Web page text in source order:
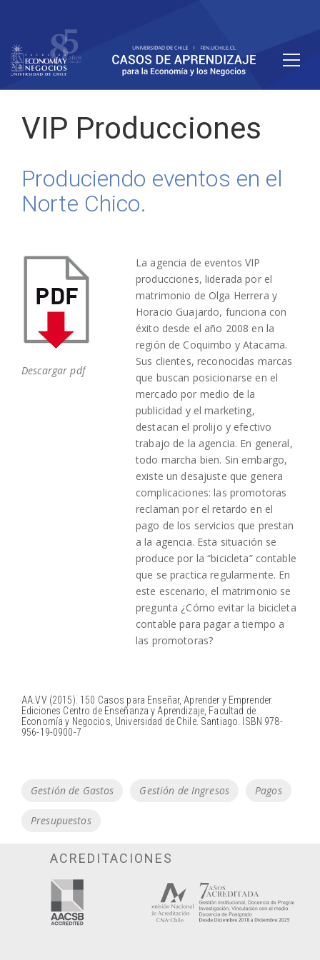
VIP Producciones
Produciendo eventos en el
Norte Chico.
Descargar pdf
La agencia de eventos VIP
producciones, liderada por el
matrimonio de Olga Herrera y
Horacio Guajardo, funciona con
éxito desde el año 2008 en la
región de Coquimbo y Atacama.
Sus clientes, reconocidas marcas
que buscan posicionarse en el
mercado por medio de la
publicidad y el marketing,
destacan el prolijo y efectivo
trabajo de la agencia. En general,
todo marcha bien. Sin embargo,
existe un desajuste que genera
complicaciones: las promotoras
reclaman por el retardo en el
pago de los servicios que prestan
a la agencia. Esta situación se
produce por la “bicicleta” contable
que se practica regularmente. En
este escenario, el matrimonio se
pregunta ¿Cómo evitar la bicicleta
contable para pagar a tiempo a
las promotoras?
AA.VV (2015). 150 Casos para Enseñar, Aprender y Emprender.
Ediciones Centro de Enseñanza y Aprendizaje, Facultad de
Economía y Negocios, Universidad de Chile. Santiago. ISBN 978-
956-19-0900-7
Tags
Gestión de Gastos Gestión de Ingresos Pagos
Presupuestos
ACREDITACIONES